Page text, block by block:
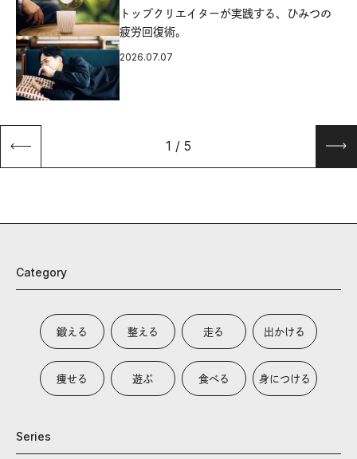
トップクリエイターが実践する、ひみつの
疲労回復術。
2026.07.07
1 / 5
Category
鍛える 整える 走る 出かける
痩せる 遊ぶ 食べる 身につける
Series